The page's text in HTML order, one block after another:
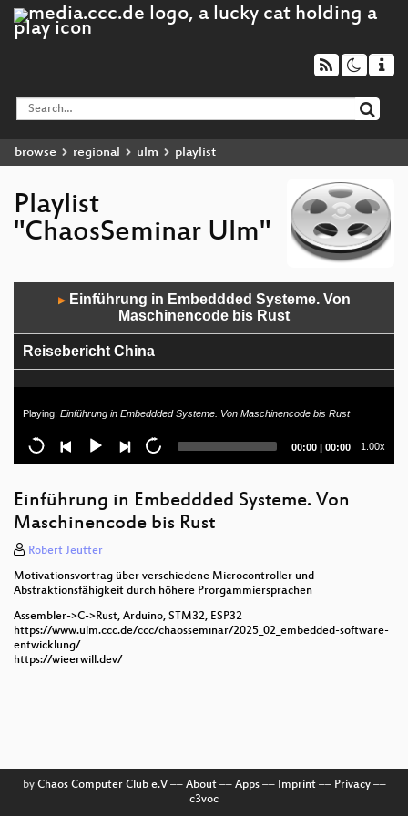
browse regional ulm playlist
Playlist
"ChaosSeminar Ulm"
▶Einführung in Embeddded Systeme. Von
Maschinencode bis Rust
Reisebericht China
Playing: Einführung in Embeddded Systeme. Von Maschinencode bis Rust
Current
00:00 | Total
00:00 1.00x
Einführung in Embeddded Systeme. Von
Maschinencode bis Rust
Robert Jeutter
Motivationsvortrag über verschiedene Microcontroller und
Abstraktionsfähigkeit durch höhere Prorgammiersprachen
Assembler->C->Rust, Arduino, STM32, ESP32
https://www.ulm.ccc.de/ccc/chaosseminar/2025_02_embedded-software-
entwicklung/
https://wieerwill.dev/
by Chaos Computer Club e.V–– About–– Apps–– Imprint–– Privacy––
c3voc